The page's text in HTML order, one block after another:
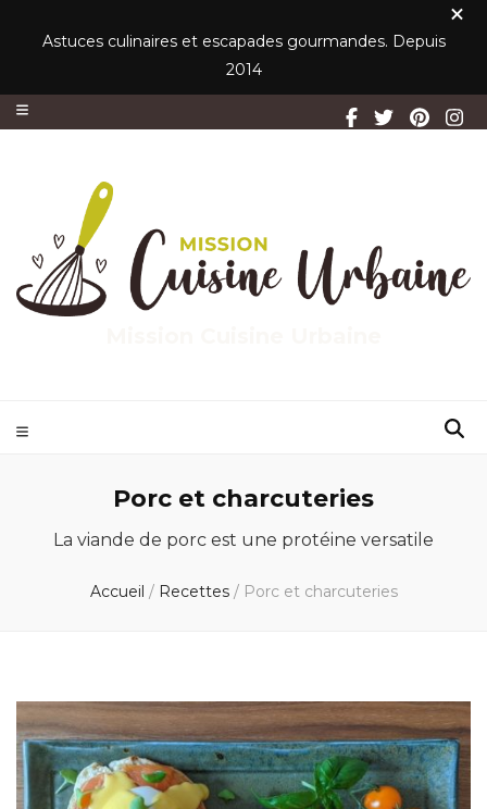
Astuces culinaires et escapades gourmandes. Depuis
2014
Porc et charcuteries
La viande de porc est une protéine versatile
Accueil / Recettes / Porc et charcuteries